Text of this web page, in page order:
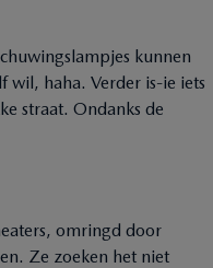
kunnen
wil, haha. Verder is-ie iets
straat. Ondanks de
omringd door
Ze zoeken het niet